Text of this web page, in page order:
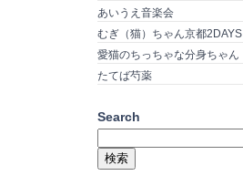
あいうえ音楽会
むぎ（猫）ちゃん京都2DAYS
愛猫のちっちゃな分身ちゃん
たてば芍薬
Search
索: